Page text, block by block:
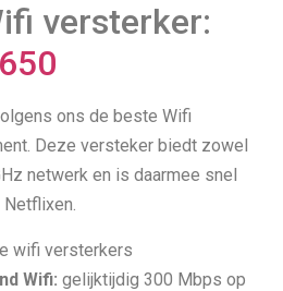
versterker:
ons de beste Wifi
Deze versteker biedt zowel
netwerk en is daarmee snel
Wifi: gelijktijdig 300 Mbps op